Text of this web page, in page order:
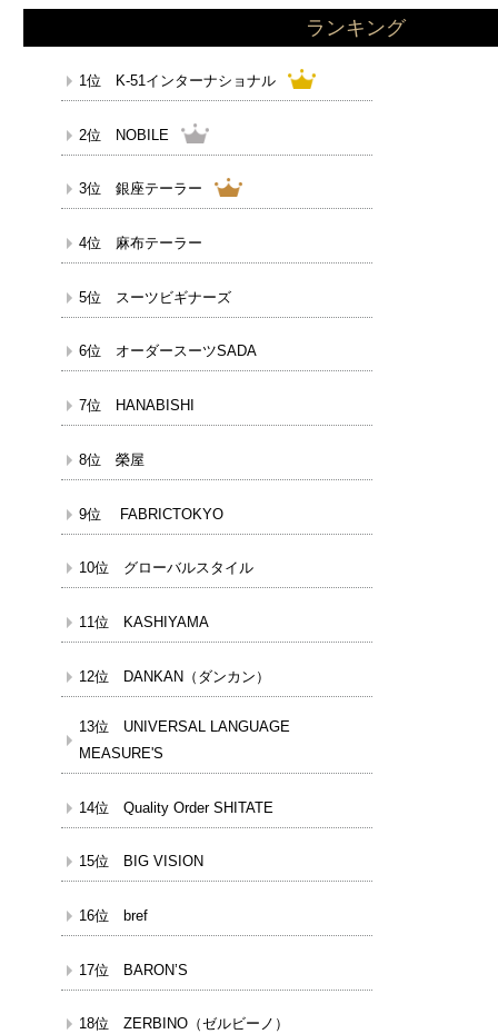
ランキング
1位 K-51インターナショナル
2位 NOBILE
3位 銀座テーラー
4位 麻布テーラー
5位 スーツビギナーズ
6位 オーダースーツSADA
7位 HANABISHI
8位 榮屋
9位 FABRICTOKYO
10位 グローバルスタイル
11位 KASHIYAMA
12位 DANKAN（ダンカン）
13位 UNIVERSAL LANGUAGE
MEASURE'S
14位 Quality Order SHITATE
15位 BIG VISION
16位 bref
17位 BARON’S
18位 ZERBINO（ゼルビーノ）